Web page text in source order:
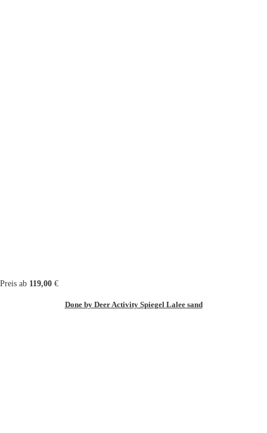
Preis ab 119,00 €
Done by Deer Activity Spiegel Lalee sand